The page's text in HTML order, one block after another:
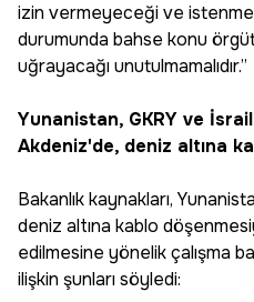
izin vermeyeceği ve
durumunda bahse konu
uğrayacağı unutulmamalıdır.”
Yunanistan, GKRY ve
Akdeniz'de, deniz altına
Bakanlık kaynakları,
deniz altına kablo
edilmesine yönelik çalışma
ilişkin şunları söyledi: